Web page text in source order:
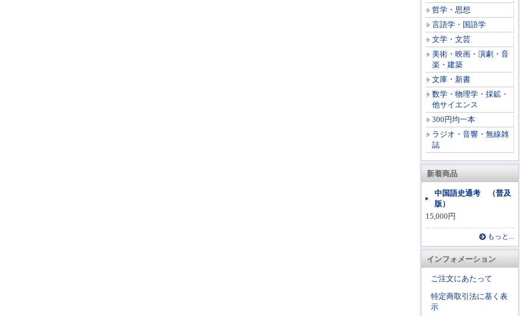
哲学・思想
言語学・国語学
文学・文芸
美術・映画・演劇・音
楽・建築
文庫・新書
数学・物理学・採鉱・
他サイエンス
300円均一本
ラジオ・音響・無線雑
誌
新着商品
中国語史通考 （普及
版）
15,000円
もっと...
インフォメーション
ご注文にあたって
特定商取引法に基く表
示